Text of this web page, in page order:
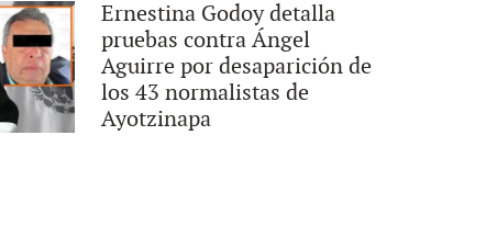
Ernestina Godoy detalla
pruebas contra Ángel
Aguirre por desaparición de
los 43 normalistas de
Ayotzinapa